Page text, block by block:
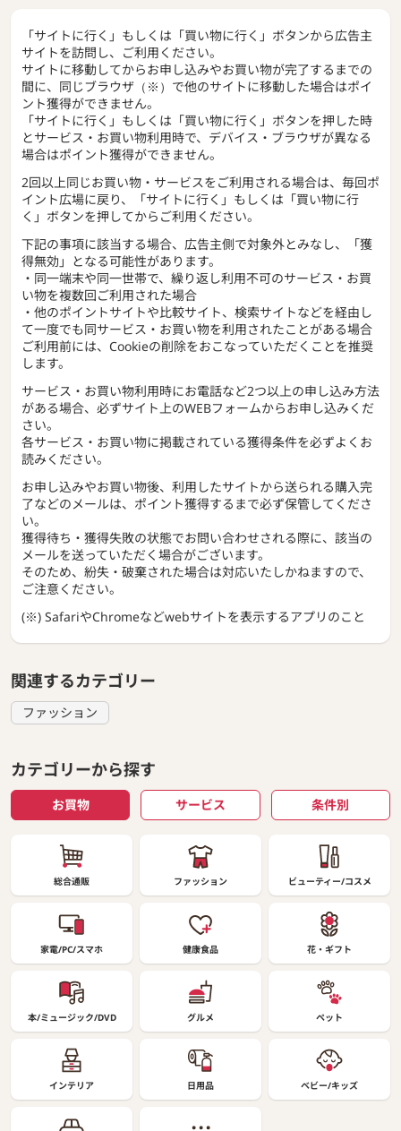
「サイトに行く」もしくは「買い物に行く」ボタンから広告主
サイトを訪問し、ご利用ください。
サイトに移動してからお申し込みやお買い物が完了するまでの
間に、同じブラウザ（※）で他のサイトに移動した場合はポイ
ント獲得ができません。
「サイトに行く」もしくは「買い物に行く」ボタンを押した時
とサービス・お買い物利用時で、デバイス・ブラウザが異なる
場合はポイント獲得ができません。
2回以上同じお買い物・サービスをご利用される場合は、毎回ポ
イント広場に戻り、「サイトに行く」もしくは「買い物に行
く」ボタンを押してからご利用ください。
下記の事項に該当する場合、広告主側で対象外とみなし、「獲
得無効」となる可能性があります。
・同一端末や同一世帯で、繰り返し利用不可のサービス・お買
い物を複数回ご利用された場合
・他のポイントサイトや比較サイト、検索サイトなどを経由し
て一度でも同サービス・お買い物を利用されたことがある場合
ご利用前には、Cookieの削除をおこなっていただくことを推奨
します。
サービス・お買い物利用時にお電話など2つ以上の申し込み方法
がある場合、必ずサイト上のWEBフォームからお申し込みくだ
さい。
各サービス・お買い物に掲載されている獲得条件を必ずよくお
読みください。
お申し込みやお買い物後、利用したサイトから送られる購入完
了などのメールは、ポイント獲得するまで必ず保管してくださ
い。
獲得待ち・獲得失敗の状態でお問い合わせされる際に、該当の
メールを送っていただく場合がございます。
そのため、紛失・破棄された場合は対応いたしかねますので、
ご注意ください。
(※) SafariやChromeなどwebサイトを表示するアプリのこと
関連するカテゴリー
ファッション
カテゴリーから探す
お買物 サービス 条件別
総合通販 ファッション ビューティー/コスメ
家電/PC/スマホ 健康食品 花・ギフト
本/ミュージック/DVD グルメ ペット
インテリア 日用品 ベビー/キッズ